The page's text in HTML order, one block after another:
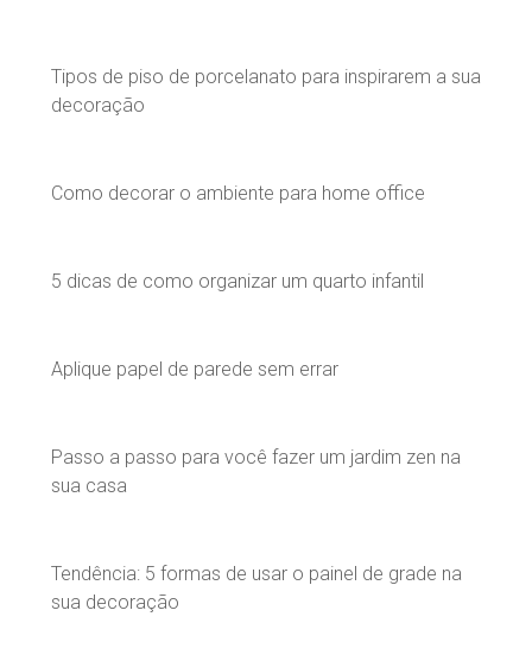
Tipos de piso de porcelanato para inspirarem a sua
decoração
Como decorar o ambiente para home office
5 dicas de como organizar um quarto infantil
Aplique papel de parede sem errar
Passo a passo para você fazer um jardim zen na
sua casa
Tendência: 5 formas de usar o painel de grade na
sua decoração